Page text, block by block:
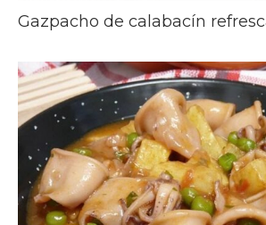
Gazpacho de calabacín